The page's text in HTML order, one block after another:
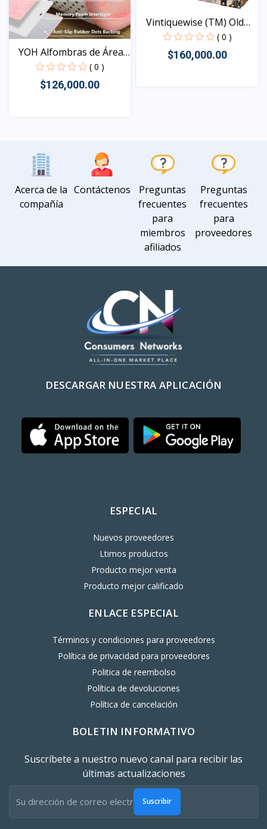
YOH Alfombras de Área
( 0 )
$126,000.00
Vintiquewise (TM) Old
( 0 )
$160,000.00
Acerca de la
compañía
Contáctenos
Preguntas
frecuentes
para
miembros
afiliados
Preguntas
frecuentes
para
proveedores
DESCARGAR NUESTRA APLICACIÓN
ESPECIAL
Nuevos proveedores
Ltimos productos
Producto mejor venta
Producto mejor calificado
ENLACE ESPECIAL
Términos y condiciones para proveedores
Política de privacidad para proveedores
Politica de reembolso
Política de devoluciones
Política de cancelación
BOLETIN INFORMATIVO
Suscríbete a nuestro nuevo canal para recibir las
últimas actualizaciones
Suscribir